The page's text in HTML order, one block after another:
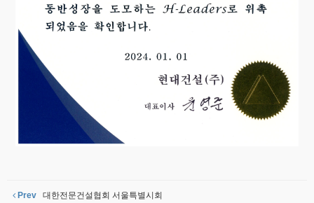
Prev 대한전문건설협회 서울특별시회